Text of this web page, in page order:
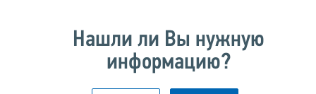
Нашли ли Вы нужную
информацию?